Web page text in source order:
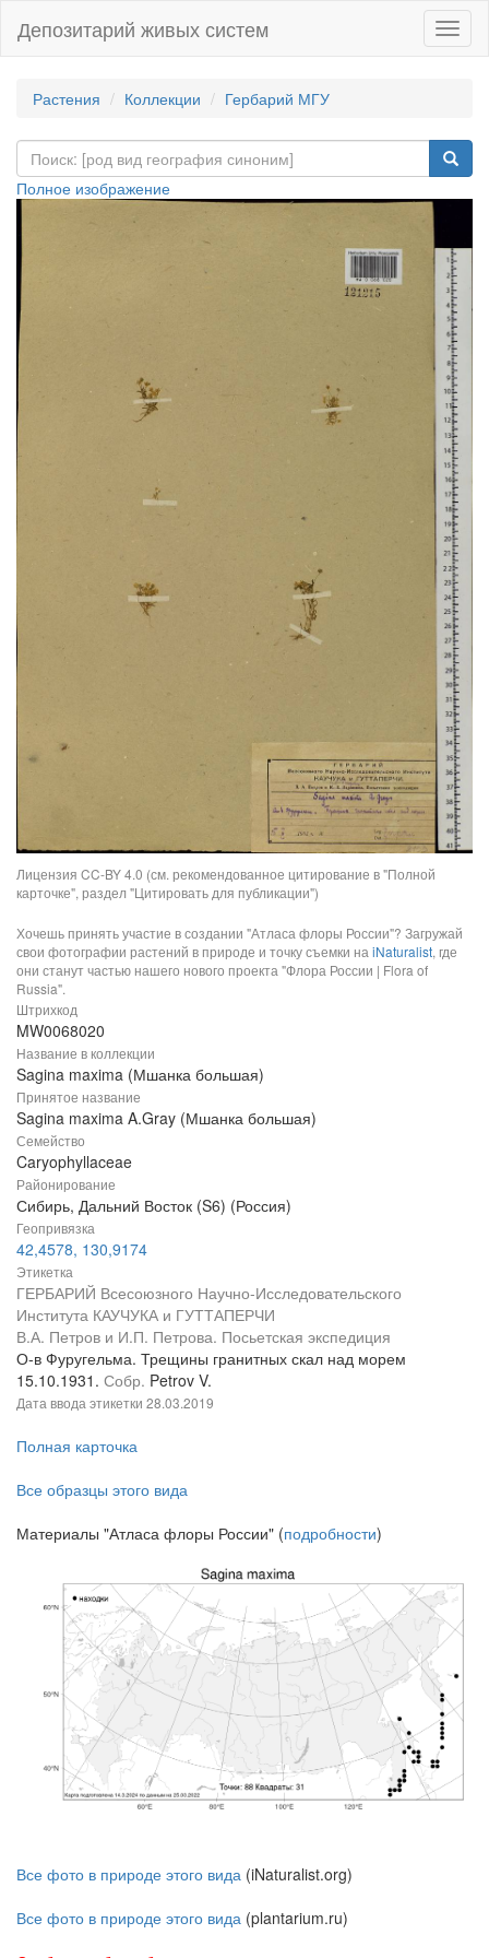
Депозитарий живых систем
Растения Коллекции Гербарий МГУ
Полное изображение
Лицензия CC-BY 4.0 (см. рекомендованное цитирование в "Полной
карточке", раздел "Цитировать для публикации")
Хочешь принять участие в создании "Атласа флоры России"? Загружай
свои фотографии растений в природе и точку съемки на iNaturalist, где
они станут частью нашего нового проекта "Флора России | Flora of
Russia".
Штрихкод
MW0068020
Название в коллекции
Sagina maxima (Мшанка большая)
Принятое название
Sagina maxima A.Gray (Мшанка большая)
Семейство
Caryophyllaceae
Районирование
Сибирь, Дальний Восток (S6) (Россия)
Геопривязка
42,4578, 130,9174
Этикетка
ГЕРБАРИЙ Всесоюзного Научно-Исследовательского
Института КАУЧУКА и ГУТТАПЕРЧИ
В.А. Петров и И.П. Петрова. Посьетская экспедиция
О-в Фуругельма. Трещины гранитных скал над морем
15.10.1931. Собр. Petrov V.
Дата ввода этикетки 28.03.2019
Полная карточка
Все образцы этого вида
Материалы "Атласа флоры России" (подробности)
Все фото в природе этого вида (iNaturalist.org)
Все фото в природе этого вида (plantarium.ru)